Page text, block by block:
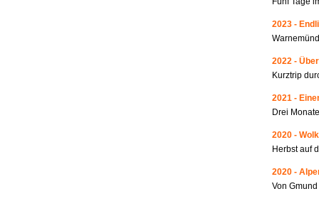
2023 -
2022 -
Kurztrip
2021 -
Drei
2020 -
Herbst auf
2020 -
Von